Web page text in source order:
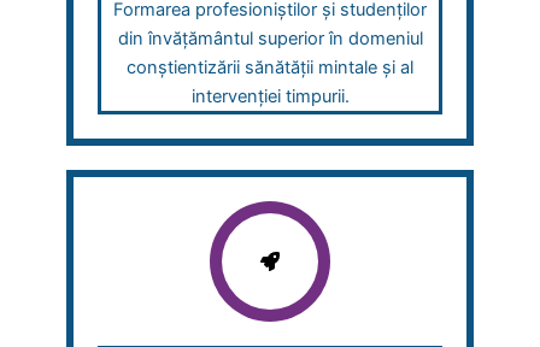
Formarea profesioniștilor și studenților
din învățământul superior în domeniul
conștientizării sănătății mintale și al
intervenției timpurii.